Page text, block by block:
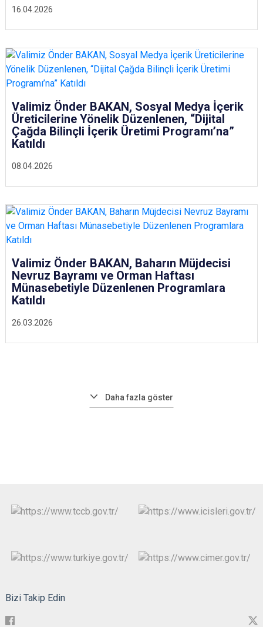
16.04.2026
08.04.2026
Valimiz Önder BAKAN, Sosyal Medya İçerik
Üreticilerine Yönelik Düzenlenen, “Dijital
Çağda Bilinçli İçerik Üretimi Programı’na”
Katıldı
26.03.2026
Valimiz Önder BAKAN, Baharın Müjdecisi
Nevruz Bayramı ve Orman Haftası
Münasebetiyle Düzenlenen Programlara
Katıldı
Daha fazla göster
Bizi Takip Edin